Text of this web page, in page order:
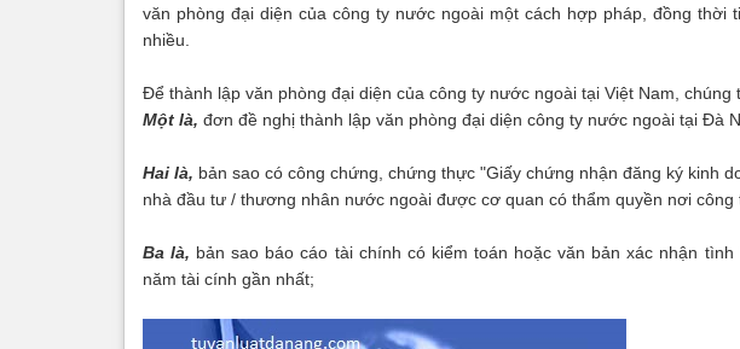
văn phòng đại diện của công ty nước ngoài một cách hợp pháp, đồng thời
nhiều.
Để thành lập văn phòng đại diện của công ty nước ngoài tại Việt Nam,
Một là, đơn đề nghị thành lập văn phòng đại diện công ty nước ngoài tại Đà
Hai là, bản sao có công chứng, chứng thực "Giấy chứng nhận đăng ký kinh
nhà đầu tư / thương nhân nước ngoài được cơ quan có thẩm quyền nơi
Ba là, bản sao báo cáo tài chính có kiểm toán hoặc văn bản xác nhận
năm tài cính gần nhất;